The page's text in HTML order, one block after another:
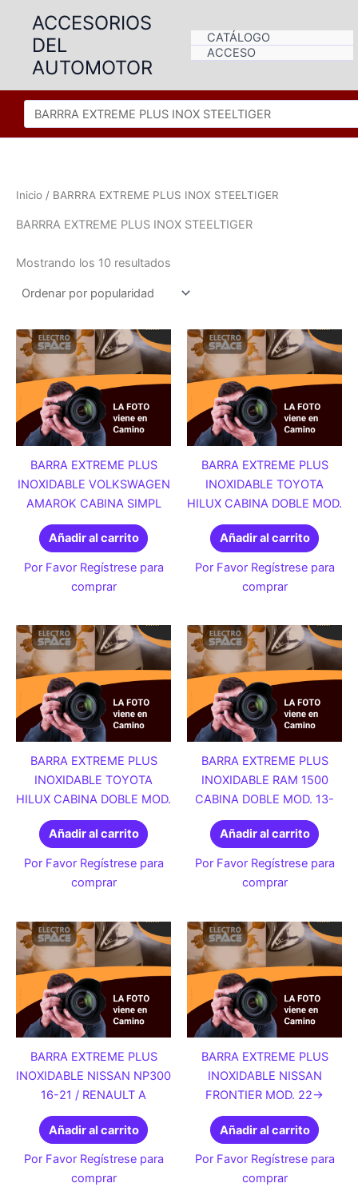
contenido
ACCESORIOS
DEL
AUTOMOTOR
CATÁLOGO
ACCESO
Inicio / BARRRA EXTREME PLUS INOX STEELTIGER
BARRRA EXTREME PLUS INOX STEELTIGER
Mostrando los 10 resultados
BARRA EXTREME PLUS
INOXIDABLE VOLKSWAGEN
AMAROK CABINA SIMPL
Añadir al carrito
Por Favor Regístrese para
comprar
BARRA EXTREME PLUS
INOXIDABLE TOYOTA
HILUX CABINA DOBLE MOD.
Añadir al carrito
Por Favor Regístrese para
comprar
BARRA EXTREME PLUS
INOXIDABLE TOYOTA
HILUX CABINA DOBLE MOD.
Añadir al carrito
Por Favor Regístrese para
comprar
BARRA EXTREME PLUS
INOXIDABLE RAM 1500
CABINA DOBLE MOD. 13-
Añadir al carrito
Por Favor Regístrese para
comprar
BARRA EXTREME PLUS
INOXIDABLE NISSAN NP300
16-21 / RENAULT A
Añadir al carrito
Por Favor Regístrese para
comprar
BARRA EXTREME PLUS
INOXIDABLE NISSAN
FRONTIER MOD. 22->
Añadir al carrito
Por Favor Regístrese para
comprar